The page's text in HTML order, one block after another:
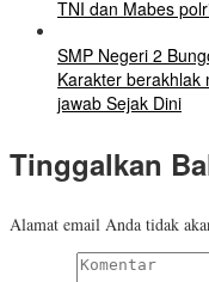
TNI dan Mabes
SMP Negeri 2
Karakter berakhlak
jawab Sejak Dini
Tinggalkan
Alamat email Anda tidak